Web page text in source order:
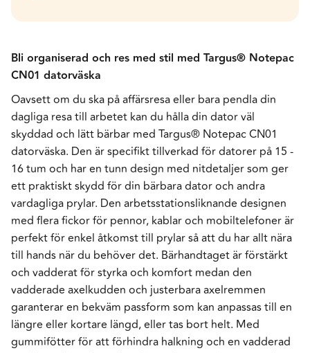
Bli organiserad och res med stil med Targus® Notepac
CN01 datorväska
Oavsett om du ska på affärsresa eller bara pendla din
dagliga resa till arbetet kan du hålla din dator väl
skyddad och lätt bärbar med Targus® Notepac CN01
datorväska. Den är specifikt tillverkad för datorer på 15 -
16 tum och har en tunn design med nitdetaljer som ger
ett praktiskt skydd för din bärbara dator och andra
vardagliga prylar. Den arbetsstationsliknande designen
med flera fickor för pennor, kablar och mobiltelefoner är
perfekt för enkel åtkomst till prylar så att du har allt nära
till hands när du behöver det. Bärhandtaget är förstärkt
och vadderat för styrka och komfort medan den
vadderade axelkudden och justerbara axelremmen
garanterar en bekväm passform som kan anpassas till en
längre eller kortare längd, eller tas bort helt. Med
gummifötter för att förhindra halkning och en vadderad